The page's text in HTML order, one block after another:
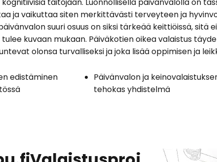
ja vaikuttaa siten merkittävästi terveyteen ja
suuri osuus on siksi tärkeää keittiöissä, sitä
kuvaan mukaan. Päiväkotien oikea valaistus
olonsa turvalliseksi ja joka lisää oppimisen ja
edistäminen
Päivänvalon ja
tehokas yhdistelmä